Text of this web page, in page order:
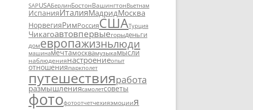
SAPUSAБерлинБостонВашингтонВьетнам
ИспанияИталияМадридМосква
НорвегияРимРоссияСШАТурция
Чикагоавтовпервыегорыденьги
домевропажизньлюди
машинамечтамосквамузыкамысли
наблюдениянастроениеопыт
отношенияпаркполет
путешествияработа
размышлениясамолетсоветы
фотофотоотчетчехияэмоциия